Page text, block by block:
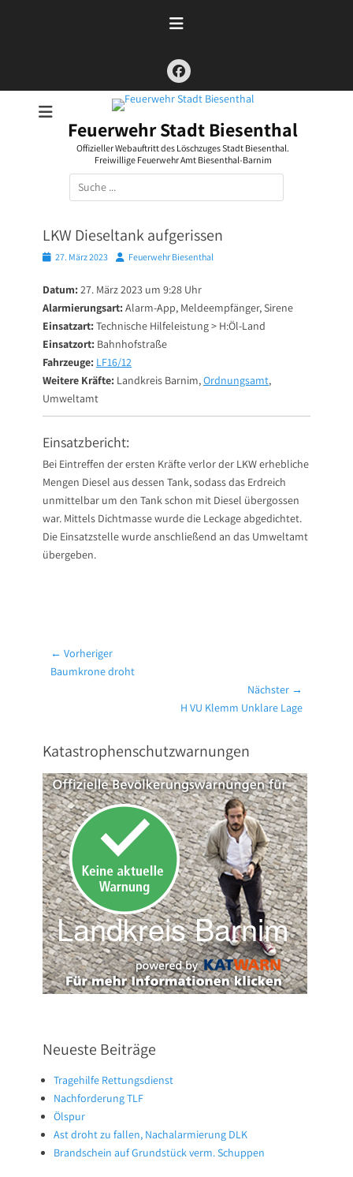
Facebook
Feuerwehr Stadt Biesenthal
Offizieller Webauftritt des Löschzuges Stadt Biesenthal.
Freiwillige Feuerwehr Amt Biesenthal-Barnim
Suchen
nach:
LKW Dieseltank aufgerissen
Posted27. März 2023 AutorFeuerwehr Biesenthal
Datum: 27. März 2023 um 9:28 Uhr
Alarmierungsart: Alarm-App, Meldeempfänger, Sirene
Einsatzart: Technische Hilfeleistung > H:Öl-Land
Einsatzort: Bahnhofstraße
Fahrzeuge: LF16/12
Weitere Kräfte: Landkreis Barnim,Ordnungsamt,
Umweltamt
Einsatzbericht:
Bei Eintreffen der ersten Kräfte verlor der LKW erhebliche
Mengen Diesel aus dessen Tank, sodass das Erdreich
unmittelbar um den Tank schon mit Diesel übergossen
war. Mittels Dichtmasse wurde die Leckage abgedichtet.
Die Einsatzstelle wurde anschließend an das Umweltamt
übergeben.
Beitragsnavigation
← Vorheriger
Vorheriger
Baumkrone droht
Nächster →
H VU Klemm Unklare Lage
Katastrophenschutzwarnungen
Neueste Beiträge
Tragehilfe Rettungsdienst
Nachforderung TLF
Ölspur
Ast droht zu fallen, Nachalarmierung DLK
Brandschein auf Grundstück verm. Schuppen